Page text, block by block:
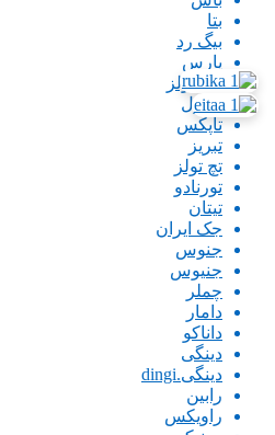
بتا
بیگ رد
پارس
پاورتولز
تاپتول
تاپکس
تبریز
تچ تولز
تورنادو
تیتان
جک ایران
جنوس
جنیوس
چملر
دامار
داناکو
دینگی
دینگی.dingi
رابین
راویکس